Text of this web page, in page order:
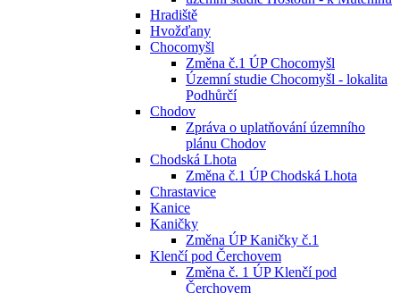
Hradiště
Hvožďany
Chocomyšl
Změna č.1 ÚP Chocomyšl
Územní studie Chocomyšl - lokalita
Podhůrčí
Chodov
Zpráva o uplatňování územního
plánu Chodov
Chodská Lhota
Změna č.1 ÚP Chodská Lhota
Chrastavice
Kanice
Kaničky
Změna ÚP Kaničky č.1
Klenčí pod Čerchovem
Změna č. 1 ÚP Klenčí pod
Čerchovem